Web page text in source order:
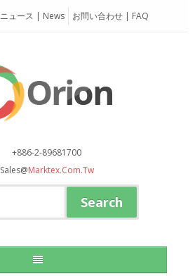
ニュース | News お問い合わせ | FAQ
+886-2-89681700
Sales@Marktex.com.tw